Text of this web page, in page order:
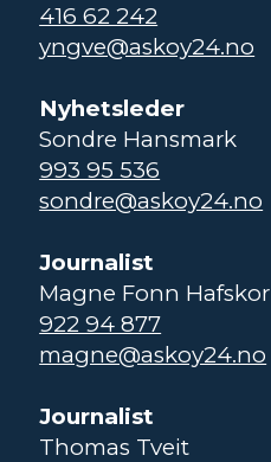
416 62 242
yngve@askoy24.no
Nyhetsleder
Sondre Hansmark
993 95 536
sondre@askoy24.no
Journalist
Magne Fonn Hafskor
922 94 877
magne@askoy24.no
Journalist
Thomas Tveit